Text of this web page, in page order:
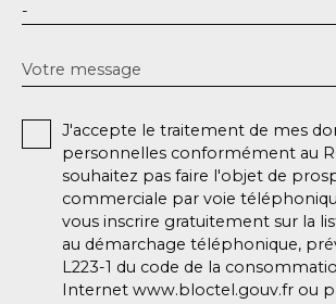
-
Votre message
J'accepte le traitement de mes
personnelles conformément au
souhaitez pas faire l'objet de
commerciale par voie
vous inscrire gratuitement sur la
au démarchage téléphonique,
L223-1 du code de la
Internet www.bloctel.gouv.fr ou